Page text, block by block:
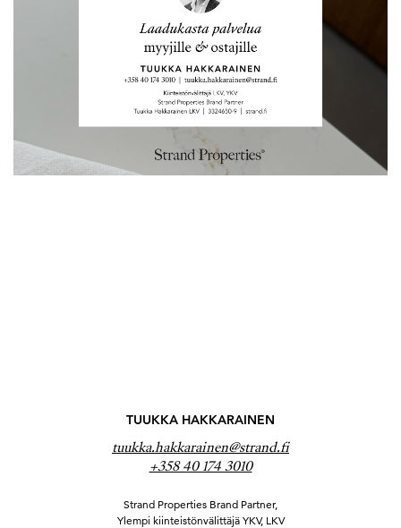
TUUKKA HAKKARAINEN
tuukka.hakkarainen@strand.fi
+358 40 174 3010
Strand Properties Brand Partner,
Ylempi kiinteistönvälittäjä YKV, LKV